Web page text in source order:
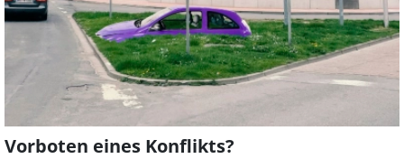
Vorboten eines Konflikts?